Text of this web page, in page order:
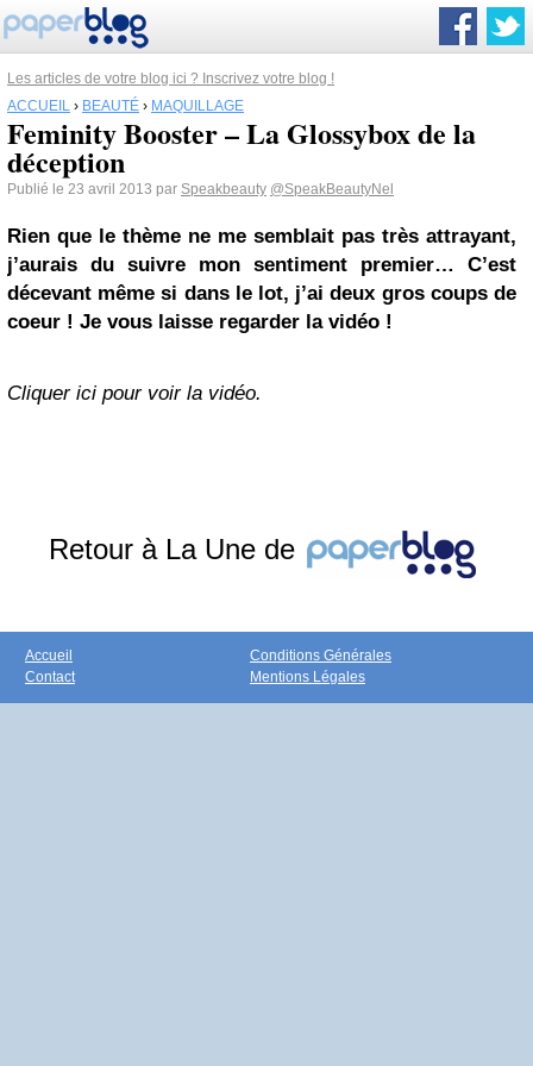
Les articles de votre blog ici ? Inscrivez votre blog !
ACCUEIL › BEAUTÉ › MAQUILLAGE
Feminity Booster – La Glossybox de la
déception
Publié le 23 avril 2013 par Speakbeauty @SpeakBeautyNel
Rien que le thème ne me semblait pas très attrayant,
j’aurais du suivre mon sentiment premier… C’est
décevant même si dans le lot, j’ai deux gros coups de
coeur ! Je vous laisse regarder la vidéo !
Cliquer ici pour voir la vidéo.
Retour à La Une de
Accueil
Contact
Conditions Générales
Mentions Légales